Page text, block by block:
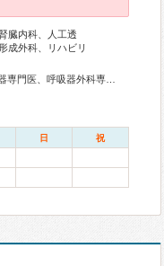
臓内科、人工透
成外科、リハビリ
日 祝